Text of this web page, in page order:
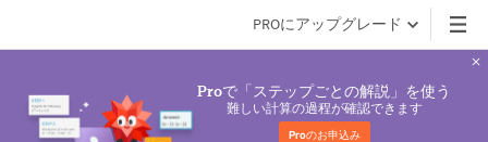
PROにアップグレード
Proで「ステップごとの解説」を使う
難しい計算の過程が確認できます
Proのお申込み